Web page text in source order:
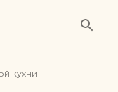
кухни